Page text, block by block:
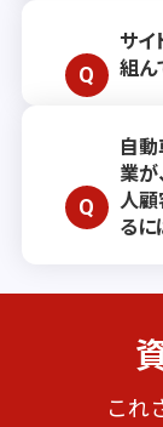
す。お
適なご
で、ぜひ
）
効果的
や手法
ましたら
問い合
サイ
組ん
当社で
ご利用
正トラフ
ルウェ
自
業が
人
るに
サービ
で、企
ります
これ